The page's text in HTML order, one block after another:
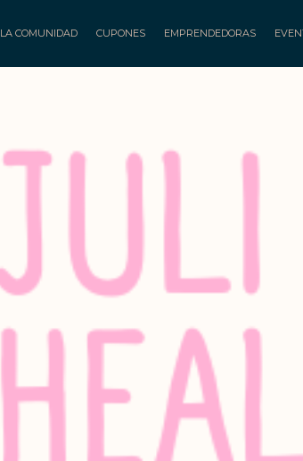
LA COMUNIDAD CUPONES EMPRENDEDORAS